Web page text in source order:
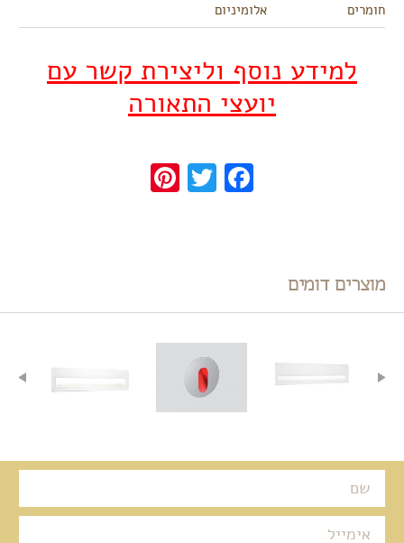
חומרים
אלומיניום
למידע נוסף וליצירת קשר עם
יועצי התאורה
Facebook
Twitter
Pinterest
מוצרים דומים